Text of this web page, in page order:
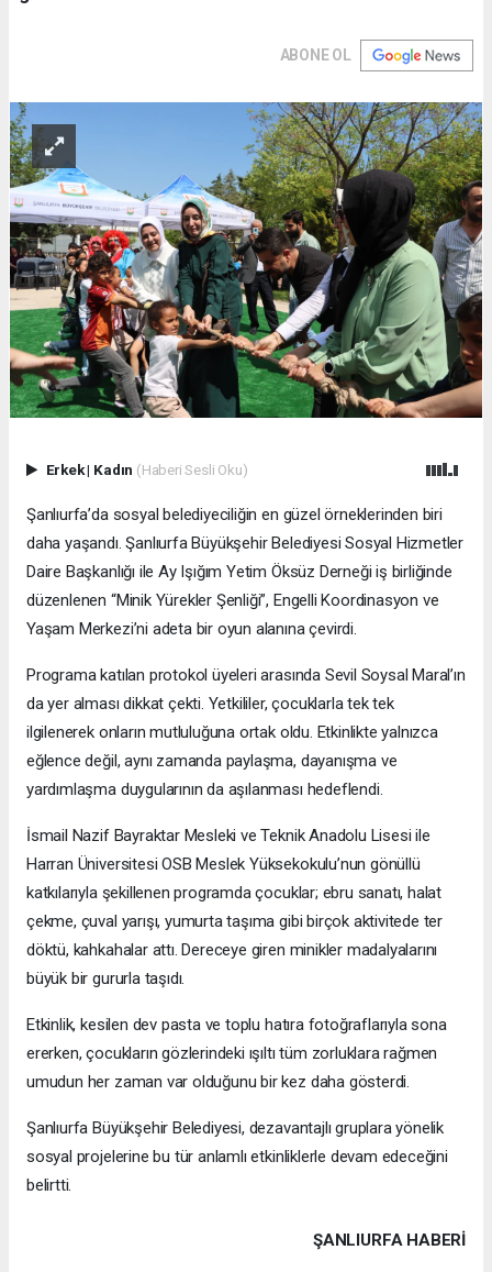
ABONE OL
Erkek| Kadın (Haberi Sesli Oku)
Şanlıurfa’da sosyal belediyeciliğin en güzel örneklerinden biri
daha yaşandı. Şanlıurfa Büyükşehir Belediyesi Sosyal Hizmetler
Daire Başkanlığı ile Ay Işığım Yetim Öksüz Derneği iş birliğinde
düzenlenen “Minik Yürekler Şenliği”, Engelli Koordinasyon ve
Yaşam Merkezi’ni adeta bir oyun alanına çevirdi.
Programa katılan protokol üyeleri arasında Sevil Soysal Maral’ın
da yer alması dikkat çekti. Yetkililer, çocuklarla tek tek
ilgilenerek onların mutluluğuna ortak oldu. Etkinlikte yalnızca
eğlence değil, aynı zamanda paylaşma, dayanışma ve
yardımlaşma duygularının da aşılanması hedeflendi.
İsmail Nazif Bayraktar Mesleki ve Teknik Anadolu Lisesi ile
Harran Üniversitesi OSB Meslek Yüksekokulu’nun gönüllü
katkılarıyla şekillenen programda çocuklar; ebru sanatı, halat
çekme, çuval yarışı, yumurta taşıma gibi birçok aktivitede ter
döktü, kahkahalar attı. Dereceye giren minikler madalyalarını
büyük bir gururla taşıdı.
Etkinlik, kesilen dev pasta ve toplu hatıra fotoğraflarıyla sona
ererken, çocukların gözlerindeki ışıltı tüm zorluklara rağmen
umudun her zaman var olduğunu bir kez daha gösterdi.
Şanlıurfa Büyükşehir Belediyesi, dezavantajlı gruplara yönelik
sosyal projelerine bu tür anlamlı etkinliklerle devam edeceğini
belirtti.
ŞANLIURFA HABERİ